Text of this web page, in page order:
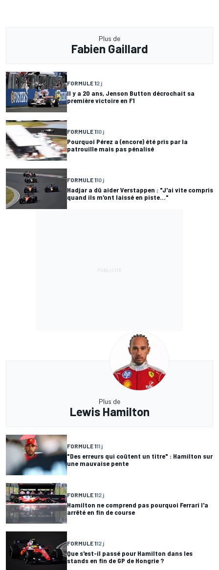
Plus de
Fabien Gaillard
FORMULE 12 j
Il y a 20 ans, Jenson Button décrochait sa
première victoire en F1
FORMULE 110 j
Pourquoi Pérez a (encore) été pris par la
patrouille mais pas pénalisé
FORMULE 110 j
Hadjar a dû aider Verstappen : "J'ai vite compris
quand ils m'ont laissé en piste..."
Plus de
Lewis Hamilton
FORMULE 111 j
"Des erreurs qui coûtent un titre" : Hamilton sur
une mauvaise pente
FORMULE 112 j
Hamilton ne comprend pas pourquoi Ferrari l'a
arrêté en fin de course
FORMULE 112 j
Que s'est-il passé pour Hamilton dans les
stands en fin de GP de Hongrie ?